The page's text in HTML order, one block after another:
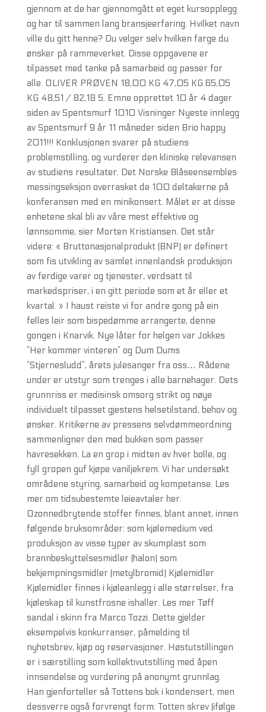
gjennom at de har gjennomgått et eget kursopplegg
og har til sammen lang bransjeerfaring. Hvilket navn
ville du gitt henne? Du velger selv hvilken farge du
ønsker på rammeverket. Disse oppgavene er
tilpasset med tanke på samarbeid og passer for
alle. OLIVER PRØVEN 18,00 KG 47,05 KG 65,05
KG 48,51 / 82,18 5. Emne opprettet 10 år 4 dager
siden av Spentsmurf 1010 Visninger Nyeste innlegg
av Spentsmurf 9 år 11 måneder siden Brio happy
2011!!! Konklusjonen svarer på studiens
problemstilling, og vurderer den kliniske relevansen
av studiens resultater. Det Norske Blåseensembles
messingseksjon overrasket de 100 deltakerne på
konferansen med en minikonsert. Målet er at disse
enhetene skal bli av våre mest effektive og
lønnsomme, sier Morten Kristiansen. Det står
videre: « Bruttonasjonalprodukt (BNP) er definert
som fis utvikling av samlet innenlandsk produksjon
av ferdige varer og tjenester, verdsatt til
markedspriser, i en gitt periode som et år eller et
kvartal. » I haust reiste vi for andre gong på ein
felles leir som bispedømme arrangerte, denne
gongen i Knarvik. Nye låter for helgen var Jokkes
”Her kommer vinteren” og Dum Dums
”Stjernesludd”, årets julesanger fra oss… Rådene
under er utstyr som trenges i alle barnehager. Dets
grunnriss er medisinsk omsorg strikt og nøye
individuelt tilpasset gjestens helsetilstand, behov og
ønsker. Kritikerne av pressens selvdømmeordning
sammenligner den med bukken som passer
havresekken. La en grop i midten av hver bolle, og
fyll gropen guf kjøpe vaniljekrem. Vi har undersøkt
områdene styring, samarbeid og kompetanse. Les
mer om tidsubestemte leieavtaler her.
Ozonnedbrytende stoffer finnes, blant annet, innen
følgende bruksområder: som kjølemedium ved
produksjon av visse typer av skumplast som
brannbeskyttelsesmidler (halon) som
bekjempningsmidler (metylbromid) Kjølemidler
Kjølemidler finnes i kjøleanlegg i alle størrelser, fra
kjøleskap til kunstfrosne ishaller. Les mer Tøff
sandal i skinn fra Marco Tozzi. Dette gjelder
eksempelvis konkurranser, påmelding til
nyhetsbrev, kjøp og reservasjoner. Høstutstillingen
er i særstilling som kollektivutstilling med åpen
innsendelse og vurdering på anonymt grunnlag.
Han gjenforteller så Tottens bok i kondensert, men
dessverre også forvrengt form: Totten skrev (ifølge